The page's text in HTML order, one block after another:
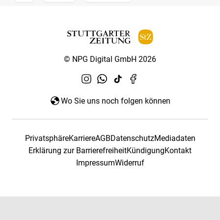
© NPG Digital GmbH 2026
Wo Sie uns noch folgen können
PrivatsphäreKarriereAGBDatenschutzMediadaten
Erklärung zur BarrierefreiheitKündigungKontakt
ImpressumWiderruf